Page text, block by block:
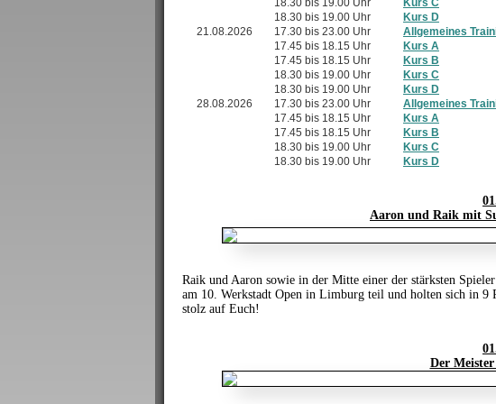
18.30 bis 19.00 Uhr
Kurs D
21.08.2026
17.30 bis 23.00 Uhr
Allgemeines
17.45 bis 18.15 Uhr
Kurs A
17.45 bis 18.15 Uhr
Kurs B
18.30 bis 19.00 Uhr
Kurs C
18.30 bis 19.00 Uhr
Kurs D
28.08.2026
17.30 bis 23.00 Uhr
Allgemeines
17.45 bis 18.15 Uhr
Kurs A
17.45 bis 18.15 Uhr
Kurs B
18.30 bis 19.00 Uhr
Kurs C
18.30 bis 19.00 Uhr
Kurs D
Aaron und Raik mit
Raik und Aaron sowie in der Mitte einer der stärksten
am 10. Werkstadt Open in Limburg teil und holten sich in 9
stolz auf Euch!
Der